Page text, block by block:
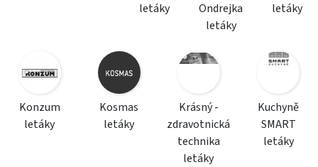
letáky
Ondrejka
letáky
letáky
Konzum
letáky
Kosmas
letáky
Krásný -
zdravotnická
technika
letáky
Kuchyně
SMART
letáky